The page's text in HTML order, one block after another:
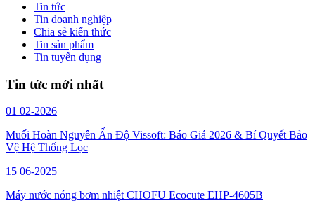
Tin tức
Tin doanh nghiệp
Chia sẻ kiến thức
Tin sản phẩm
Tin tuyển dụng
Tin tức mới nhất
01 02-2026
Muối Hoàn Nguyên Ấn Độ Vissoft: Báo Giá 2026 & Bí Quyết Bảo
Vệ Hệ Thống Lọc
15 06-2025
Máy nước nóng bơm nhiệt CHOFU Ecocute EHP-4605B